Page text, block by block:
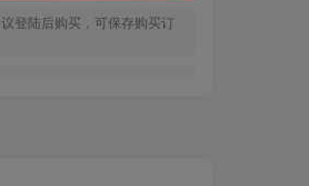
登陆后购买，可保存购买订